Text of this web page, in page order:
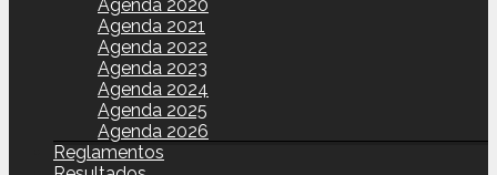
Agenda 2020
Agenda 2021
Agenda 2022
Agenda 2023
Agenda 2024
Agenda 2025
Agenda 2026
Reglamentos